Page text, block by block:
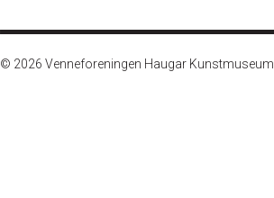
© 2026 Venneforeningen Haugar Kunstmuseum.